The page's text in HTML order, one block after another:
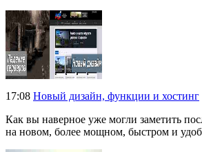
17:08 Новый дизайн, функции и хостинг
Как вы наверное уже могли заметить
на новом, более мощном, быстром и